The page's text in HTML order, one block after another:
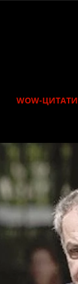
WOW-ЦИТАТИ